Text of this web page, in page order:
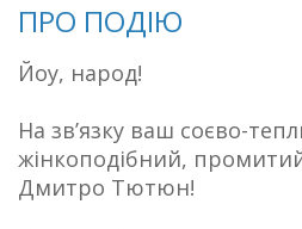
ПРО ПОДІЮ
Йоу, народ!
На звʼязку ваш соєво-
жінкоподібний,
Дмитро Тютюн!